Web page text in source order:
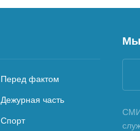
Перед фактом
Дежурная часть
Спорт
Мы
СМИ